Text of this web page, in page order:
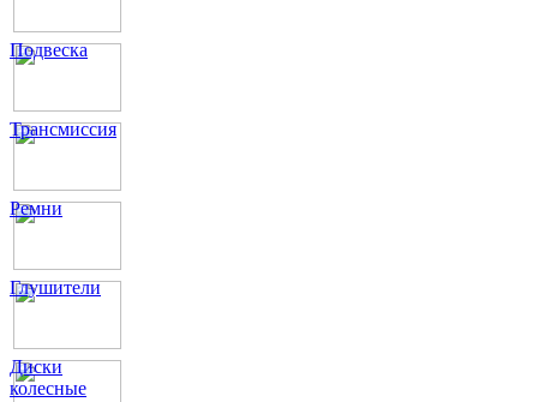
Подвеска
Трансмиссия
Ремни
Глушители
Диски
колесные